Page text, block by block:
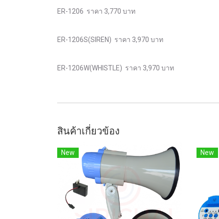
ER-1206 ราคา 3,770 บาท
ER-1206S(SIREN) ราคา 3,970 บาท
ER-1206W(WHISTLE) ราคา 3,970 บาท
สินค้าเกี่ยวข้อง
New New